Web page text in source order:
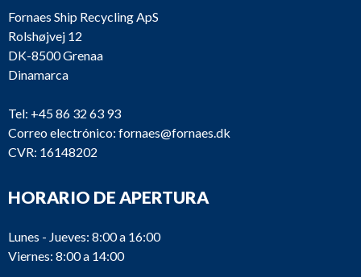
Fornaes Ship Recycling ApS
Rolshøjvej 12
DK-8500 Grenaa
Dinamarca
Tel: +45 86 32 63 93
Correo electrónico: fornaes@fornaes.dk
CVR: 16148202
HORARIO DE APERTURA
Lunes - Jueves: 8:00 a 16:00
Viernes: 8:00 a 14:00